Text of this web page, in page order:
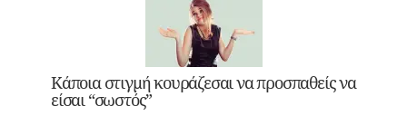
Κάποια στιγμή κουράζεσαι να προσπαθείς να
είσαι “σωστός”